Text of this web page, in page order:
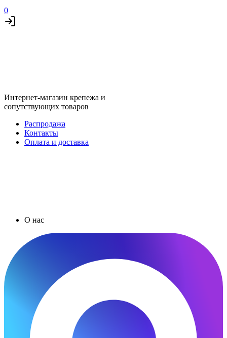
0
Интернет-магазин крепежа и
сопутствующих товаров
Распродажа
Контакты
Оплата и доставка
О нас